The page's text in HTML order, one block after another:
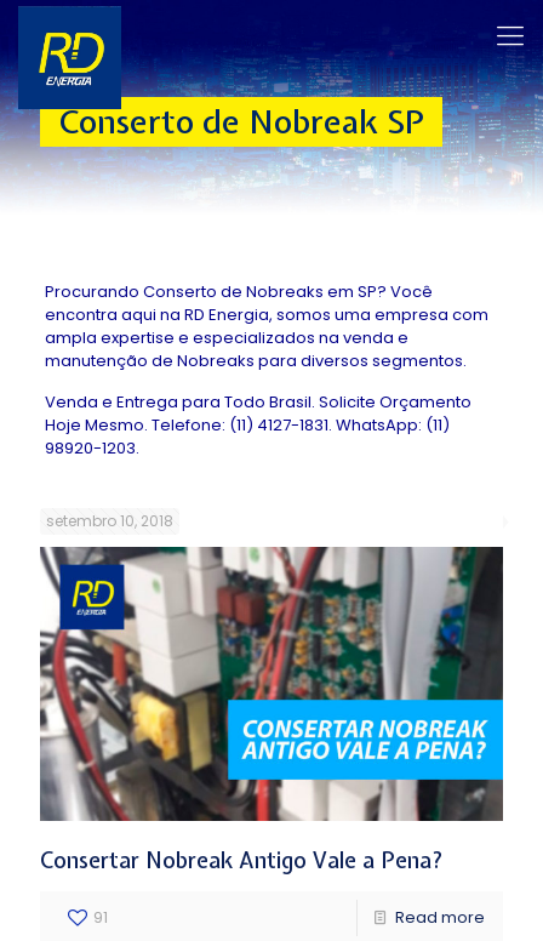
Conserto de Nobreak SP
Procurando Conserto de Nobreaks em SP? Você
encontra aqui na RD Energia, somos uma empresa com
ampla expertise e especializados na venda e
manutenção de Nobreaks para diversos segmentos.
Venda e Entrega para Todo Brasil. Solicite Orçamento
Hoje Mesmo. Telefone: (11) 4127-1831. WhatsApp: (11)
98920-1203.
setembro 10, 2018
Consertar Nobreak Antigo Vale a Pena?
91 Read more